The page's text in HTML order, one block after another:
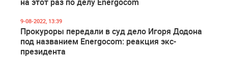
9-08-2022, 13:39
Прокуроры передали в суд дело Игоря Додона
под названием Energocom: реакция экс-
президента